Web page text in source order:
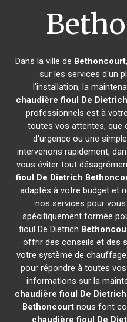
Dans la ville de Bethoncourt
sur les services d'un
l'installation, la
chaudière fioul De Dietrich
professionnels est à
toutes vos attentes, que
d'urgence ou une
intervenons rapidement,
vous éviter tout
fioul De Dietrich
adaptés à votre budget et
nos services pour
spécifiquement formée
fioul De Dietrich
offrir des conseils et des
votre système de
pour répondre à toutes
informations sur la
chaudière fioul De Dietrich
Bethoncourtnous font
chaudière fioul De